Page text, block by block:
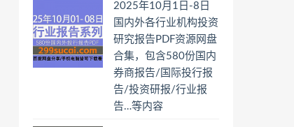
2025年10月1日-8日
国内外各行业机构投资
研究报告PDF资源网盘
合集，包含580份国内
券商报告/国际投行报
告/投资研报/行业报
告…等内容